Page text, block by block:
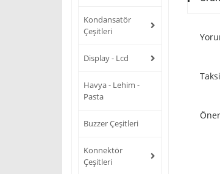
Kondansatör
Çeşitleri
Display - Lcd
Havya - Lehim -
Pasta
Buzzer Çeşitleri
Konnektör
Çeşitleri